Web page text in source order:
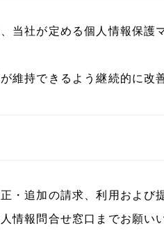
当社が定める個人情報保護
維持できるよう継続的に改
追加の請求、利用および
情報問合せ窓口までお願い